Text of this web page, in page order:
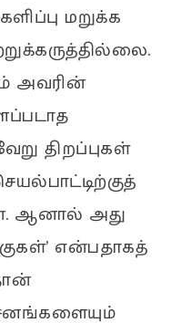
மறுக்க
அவரின்
திறப்புகள்
ஆனால் அது
என்பதாகத்